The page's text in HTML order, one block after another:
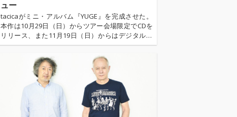
ュー
tacicaがミニ・アルバム『YUGE』を完成させた。
本作は10月29日（日）からツアー会場限定でCDを
リリース、また11月19日（日）からはデジタル配
信もスタートしている。オトトイでは、新作をいち
早く試聴できる〈tacica『YUGE』先行試聴会〉を1
0月24日（火）に開催。当日はアルバムの全6曲を
高音質で先行試聴、また公開インタヴューもあわせ
て実施した。そこで語られた内容を編集したインタ
ヴューと、先行試聴会の模様をここに掲載する。制
作された順で収録曲について話をきいているので、
tacicaの歩みとともに…